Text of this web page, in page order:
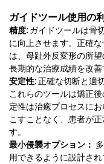
ガイドツール使用の
精度: ガイドツールは骨
に向上させます。正確
は、母趾外反変形の所
長期的な治療成績を改善
安定性:正確な切断と適
これらのツールは矯正
定性は治癒プロセスに
こすことなく、患者が
す。
最小侵襲オプション：
用できるように設計さ